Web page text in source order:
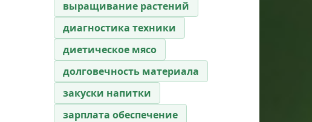
выращивание растений
диагностика техники
диетическое мясо
долговечность материала
закуски напитки
зарплата обеспечение